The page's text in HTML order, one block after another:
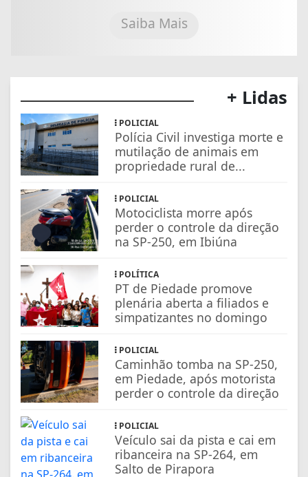
Saiba Mais
+ Lidas
POLICIAL
Polícia Civil investiga morte e
mutilação de animais em
propriedade rural de...
POLICIAL
Motociclista morre após
perder o controle da direção
na SP-250, em Ibiúna
POLÍTICA
PT de Piedade promove
plenária aberta a filiados e
simpatizantes no domingo
POLICIAL
Caminhão tomba na SP-250,
em Piedade, após motorista
perder o controle da direção
POLICIAL
Veículo sai da pista e cai em
ribanceira na SP-264, em
Salto de Pirapora